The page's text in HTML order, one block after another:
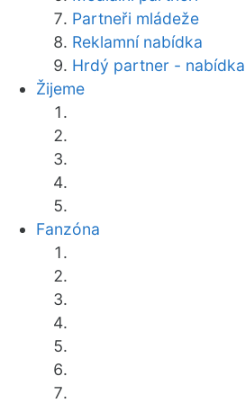
Partneři mládeže
Reklamní nabídka
Hrdý partner - nabídka
Žijeme
Fanzóna